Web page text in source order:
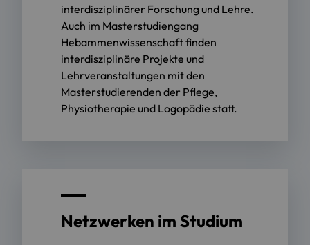
interdisziplinärer Forschung und Lehre.
Auch im Masterstudiengang
Hebammenwissenschaft finden
interdisziplinäre Projekte und
Lehrveranstaltungen mit den
Masterstudierenden der Pflege,
Physiotherapie und Logopädie statt.
Netzwerken im Studium